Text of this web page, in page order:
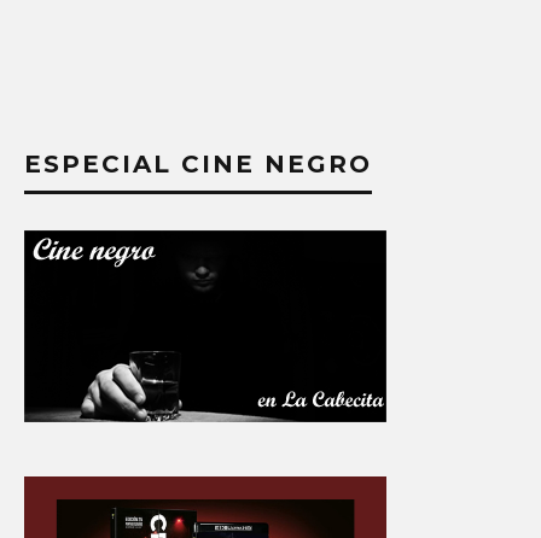
ESPECIAL CINE NEGRO